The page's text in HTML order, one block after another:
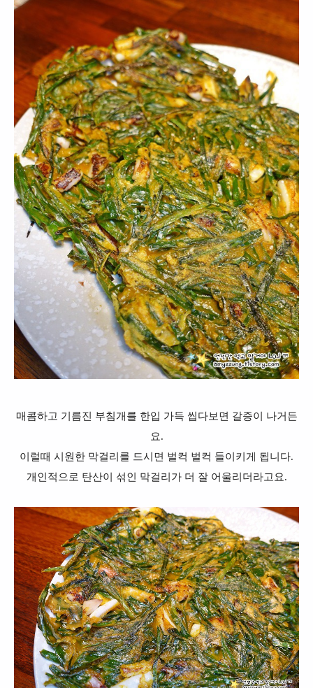
매콤하고 기름진 부침개를 한입 가득 씹다보면 갈증이 나거든
요.
이럴때 시원한 막걸리를 드시면 벌컥 벌컥 들이키게 됩니다.
개인적으로 탄산이 섞인 막걸리가 더 잘 어울리더라고요.